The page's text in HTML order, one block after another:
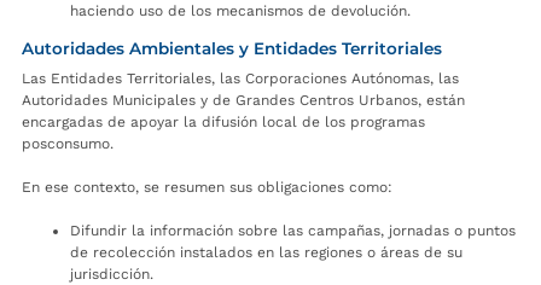
haciendo uso de los mecanismos de devolución.
Autoridades Ambientales y Entidades Territoriales
Las Entidades Territoriales, las Corporaciones Autónomas, las
Autoridades Municipales y de Grandes Centros Urbanos, están
encargadas de apoyar la difusión local de los programas
posconsumo.
En ese contexto, se resumen sus obligaciones como:
Difundir la información sobre las campañas, jornadas o puntos
de recolección instalados en las regiones o áreas de su
jurisdicción.